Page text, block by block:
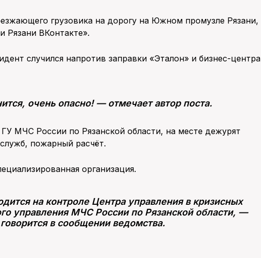
грузовика на дорогу на Южном промузле Рязани,
Рязани ВКонтакте».
случился напротив заправки «Эталон» и бизнес-центра
очень опасно! — отмечает автор поста.
МЧС России по Рязанской области, на месте дежурят
пожарный расчёт.
организация.
на контроле Центра управления в кризисных
управления МЧС России по Рязанской области, —
говорится в сообщении ведомства.